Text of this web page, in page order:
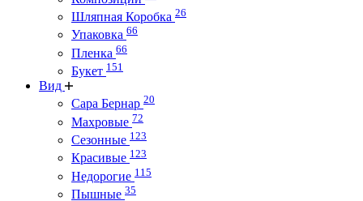
Шляпная Коробка 26
Упаковка 66
Пленка 66
Букет 151
Вид
Сара Бернар 20
Махровые 72
Сезонные 123
Красивые 123
Недорогие 115
Пышные 35